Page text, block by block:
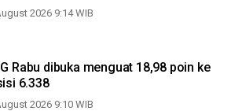
2026 9:14 WIB
Rabu dibuka menguat 18,98 poin ke
6.338
2026 9:10 WIB